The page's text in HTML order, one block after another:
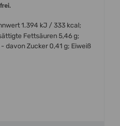
1.394 kJ / 333 kcal;
Fettsäuren 5,46 g;
davon Zucker 0,41 g; Eiweiß